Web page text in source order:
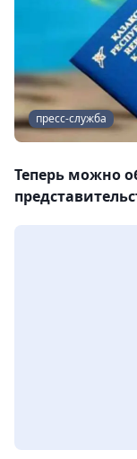
пресс-служба
Теперь можно